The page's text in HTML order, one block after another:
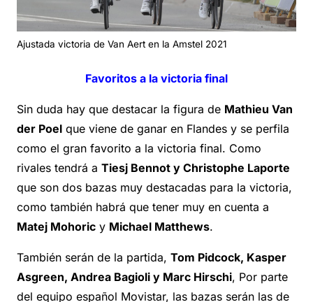
Ajustada victoria de Van Aert en la Amstel 2021
Favoritos a la victoria final
Sin duda hay que destacar la figura de Mathieu Van
der Poel que viene de ganar en Flandes y se perfila
como el gran favorito a la victoria final. Como
rivales tendrá a Tiesj Bennot y Christophe Laporte
que son dos bazas muy destacadas para la victoria,
como también habrá que tener muy en cuenta a
Matej Mohoric y Michael Matthews.
También serán de la partida, Tom Pidcock, Kasper
Asgreen, Andrea Bagioli y Marc Hirschi, Por parte
del equipo español Movistar, las bazas serán las de